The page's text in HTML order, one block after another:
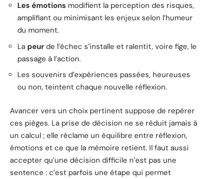
Les émotions modifient la perception des risques,
amplifiant ou minimisant les enjeux selon l’humeur
du moment.
La peur de l’échec s’installe et ralentit, voire fige, le
passage à l’action.
Les souvenirs d’expériences passées, heureuses
ou non, teintent chaque nouvelle réflexion.
Avancer vers un choix pertinent suppose de repérer
ces pièges. La prise de décision ne se réduit jamais à
un calcul ; elle réclame un équilibre entre réflexion,
émotions et ce que la mémoire retient. Il faut aussi
accepter qu’une décision difficile n’est pas une
sentence : c’est parfois une étape qui permet